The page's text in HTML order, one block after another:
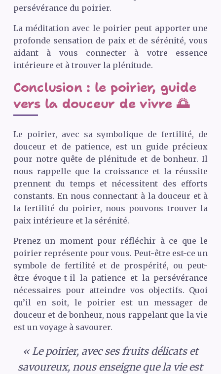
persévérance du poirier.
La méditation avec le poirier peut apporter une
profonde sensation de paix et de sérénité, vous
aidant à vous connecter à votre essence
intérieure et à trouver la plénitude.
Conclusion : le poirier, guide
vers la douceur de vivre 🌅
Le poirier, avec sa symbolique de fertilité, de
douceur et de patience, est un guide précieux
pour notre quête de plénitude et de bonheur. Il
nous rappelle que la croissance et la réussite
prennent du temps et nécessitent des efforts
constants. En nous connectant à la douceur et à
la fertilité du poirier, nous pouvons trouver la
paix intérieure et la sérénité.
Prenez un moment pour réfléchir à ce que le
poirier représente pour vous. Peut-être est-ce un
symbole de fertilité et de prospérité, ou peut-
être évoque-t-il la patience et la persévérance
nécessaires pour atteindre vos objectifs. Quoi
qu’il en soit, le poirier est un messager de
douceur et de bonheur, nous rappelant que la vie
est un voyage à savourer.
« Le poirier, avec ses fruits délicats et
savoureux, nous enseigne que la vie est